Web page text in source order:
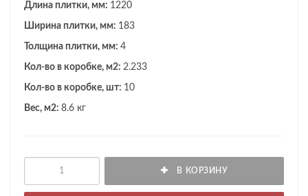
Длина плитки, мм: 1220
Ширина плитки, мм: 183
Толщина плитки, мм: 4
Кол-во в коробке, м2: 2.233
Кол-во в коробке, шт: 10
Вес, м2: 8.6 кг
В КОРЗИНУ